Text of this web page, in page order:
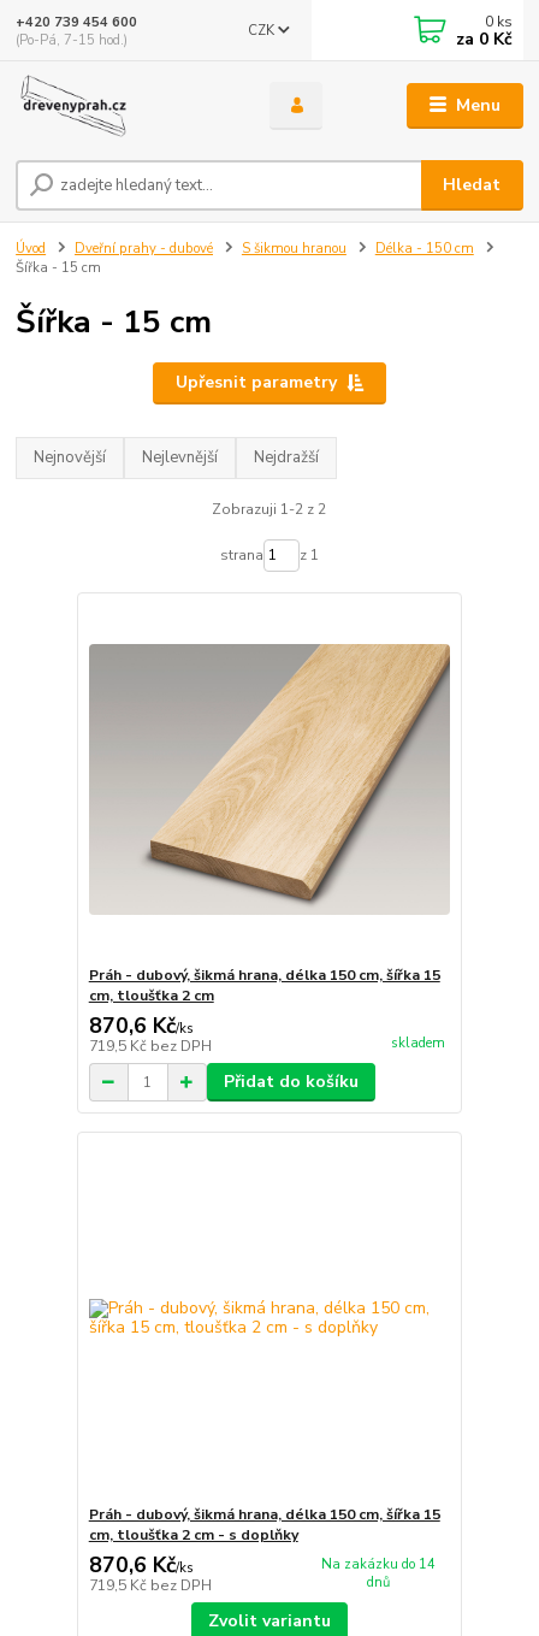
Menu
CZK
Hledat
+420 739 454 600
(Po-Pá, 7-15 hod.)
0 ks
za 0 Kč
Úvod Dveřní prahy - dubové S šikmou hranou
Délka - 150 cm
Šířka - 15 cm
Šířka - 15 cm
Upřesnit parametry
Nejnovější Nejlevnější Nejdražší
Zobrazuji 1-2 z 2
strana z 1
Práh - dubový, šikmá hrana, délka 150 cm, šířka 15
cm, tloušťka 2 cm
870,6 Kč/ks
719,5 Kč bez DPH skladem
Přidat do košíku
Práh - dubový, šikmá hrana, délka 150 cm, šířka 15
cm, tloušťka 2 cm - s doplňky
870,6 Kč/ks
719,5 Kč bez DPH
Na zakázku do 14
dnů
Zvolit variantu